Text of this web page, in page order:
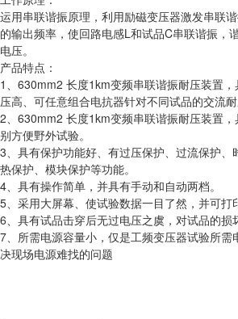
运用串联谐振原理，利用励磁变压器激发串联
的输出频率，使回路电感L和试品C串联谐振，
电压。
产品特点：
1、630mm2 长度1km变频串联谐振耐压装置
压高、可任意组合电抗器针对不同试品的交流耐
2、630mm2 长度1km变频串联谐振耐压装置
别方便野外试验。
3、具有保护功能好、有过压保护、过流保护、
热保护、模块保护等功能。
4、具有操作简单，并具有手动和自动两档。
5、采用大屏幕、使试验数据一目了然，并可打
6、具有试品击穿后无过电压之虞，对试品的损
7、所需电源容量小，仅是工频变压器试验所需
决现场电源难找的问题